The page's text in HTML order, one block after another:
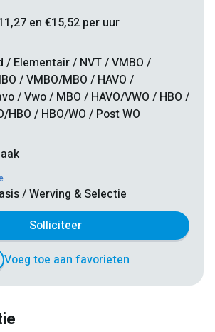
en €15,52 per uur
/ Elementair / NVT / VMBO /
/ VMBO/MBO / HAVO /
/ Vwo / MBO / HAVO/VWO / HBO /
HBO / HBO/WO / Post WO
/ Werving & Selectie
Solliciteer
Voeg toe aan favorieten